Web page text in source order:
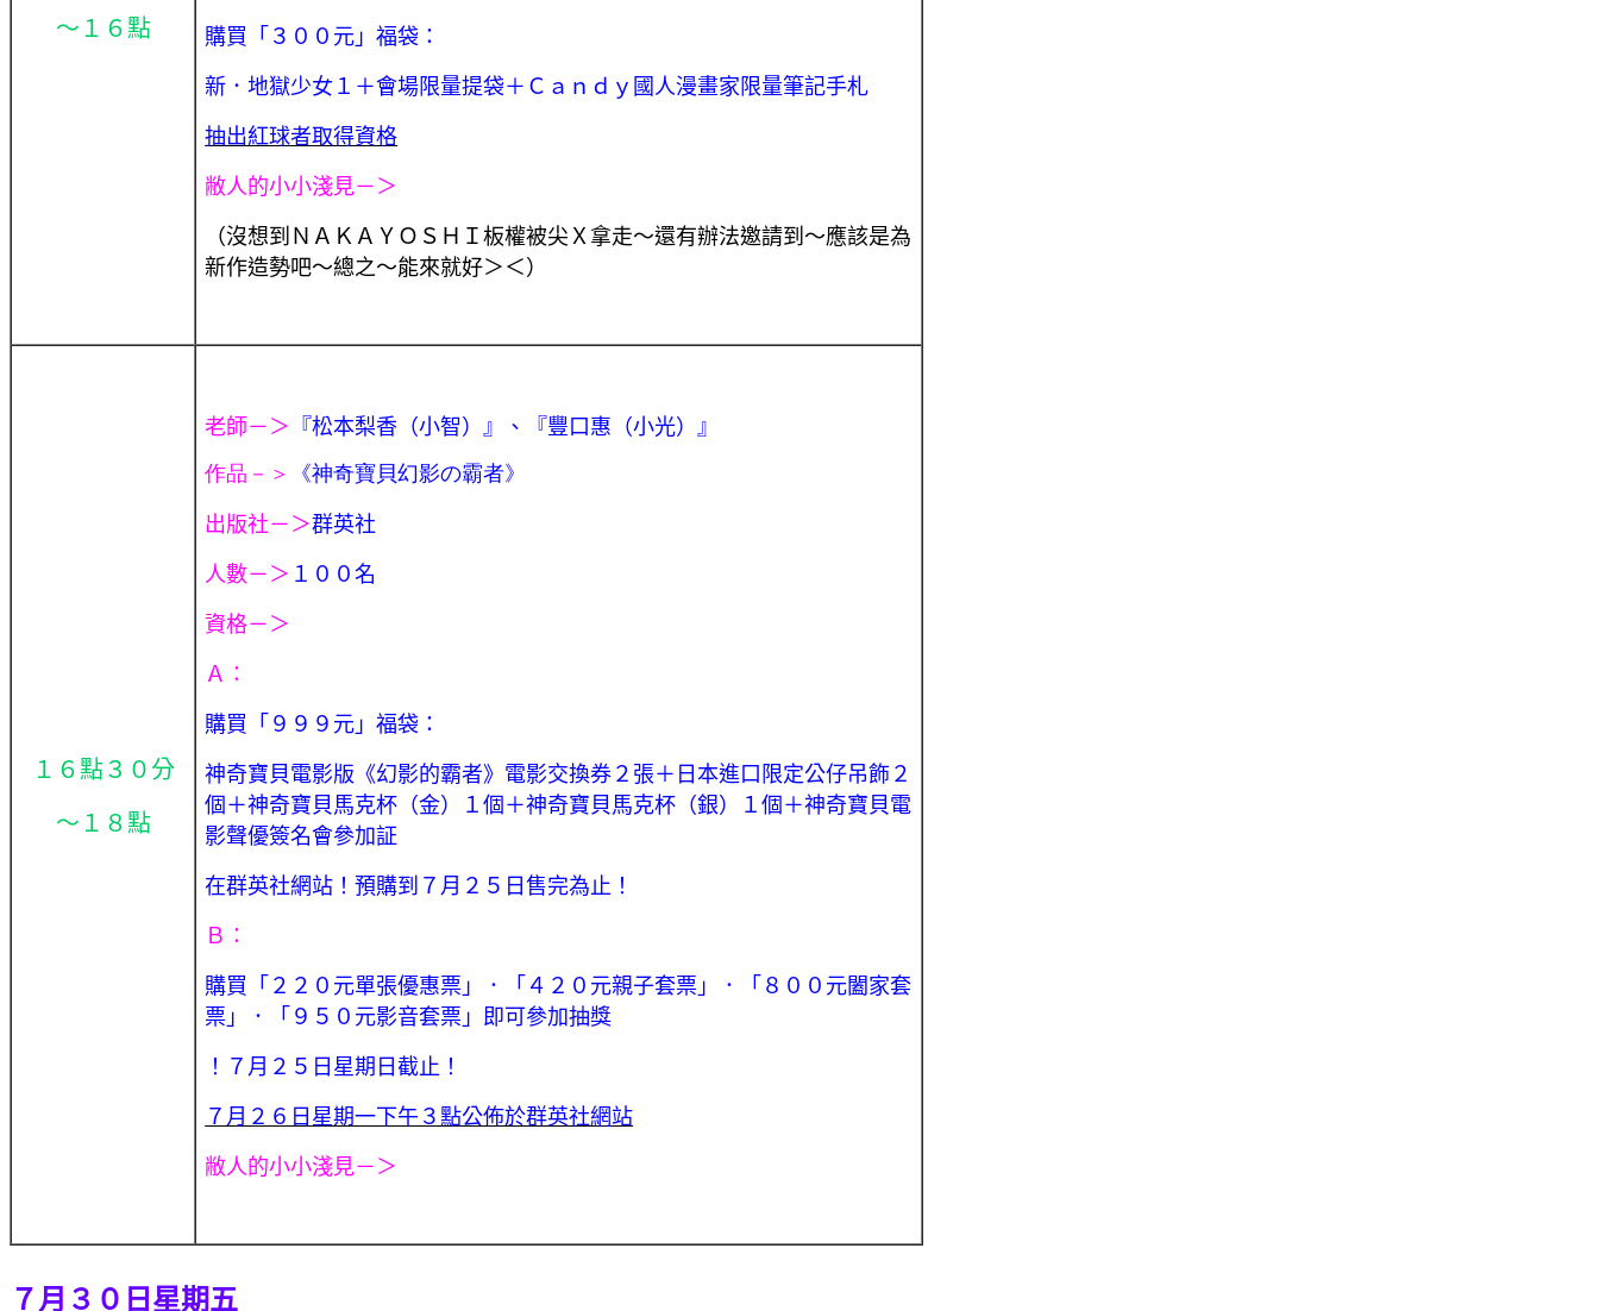
～１６點 購買 「３００ 元 」福袋：
新．地獄少女１ ＋會場限量提袋＋Ｃａｎｄｙ國人漫畫家限量筆記手札
抽出紅球者取得資格
敝人的小小淺見－＞
（沒想到ＮＡＫＡＹＯＳＨＩ板權被尖Ｘ拿走～還有辦法邀請到～應該是為
新作造勢吧～總之～能來就好＞＜）
１６點３０分
～１８點
老師－＞ 『松本梨香（小智）』、『豐口惠（小光）』
作品－＞
《神奇寶貝幻影の霸者》
出版社－＞群英社
人數－＞ １００名
資格－＞
Ａ：
購買 「９９９ 元 」福袋：
神奇寶貝電影版《幻影的霸者》電影交換券２張＋日本進口限定公仔吊飾２
個＋神奇寶貝馬克杯（金）１個＋神奇寶貝馬克杯（銀）１個＋神奇寶貝電
影聲優簽名會參加証
在群英社網站！預購到７月２５日售完為止！
Ｂ：
購買 「２２０ 元單張優惠票 」．「４２０ 元親子套票 」．「８００元闔家套
票」．「９５０元影音套票」
即可參加抽獎
！７月２５日星期日截止！
７月２６日星期一下午３點公佈於群英社網站
敝人的小小淺見－＞
７月３０日星期五